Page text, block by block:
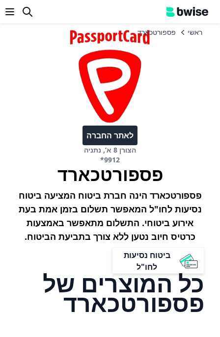
ראשי פספורטכארד
לאתר החברה
הצורן 8 א’, נתניה
*9912
פספורטכארד
פספורטכארד הינה חברת ביטוח המציעה ביטוח
נסיעות לחו"ל המאפשר תשלום בזמן אמת בעת
אירוע ביטוחי. התשלום מתאפשר באמצעות
כרטיס חיוב נטען ללא צורך בתביעת הביטוח.
ביטוח נסיעות
לחו"ל
כל המוצרים של
פספורטכארד